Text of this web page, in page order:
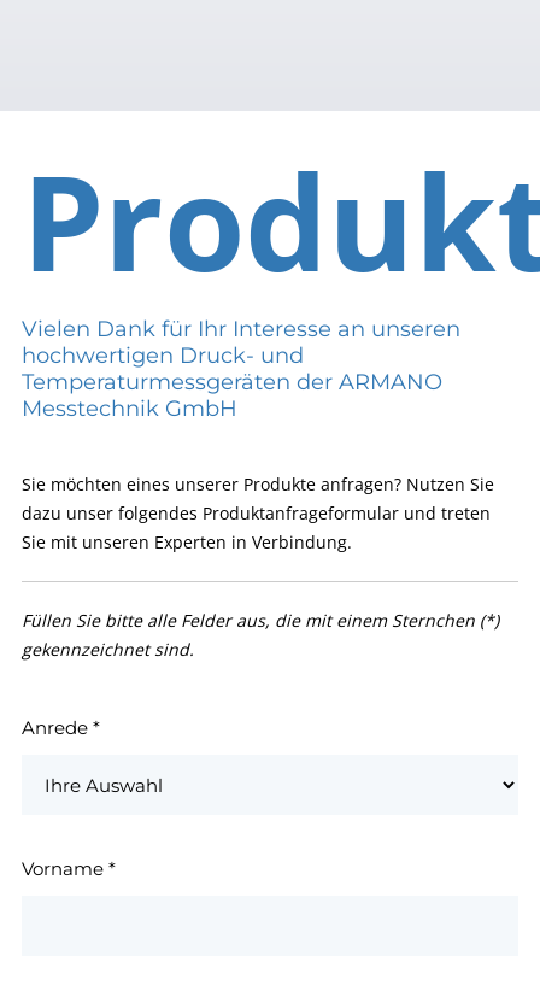
Vielen Dank für Ihr Interesse an unseren
hochwertigen Druck- und
Temperaturmessgeräten der ARMANO
Messtechnik GmbH
Sie möchten eines unserer Produkte anfragen? Nutzen Sie
dazu unser folgendes Produktanfrageformular und treten
Sie mit unseren Experten in Verbindung.
Füllen Sie bitte alle Felder aus, die mit einem Sternchen (*)
gekennzeichnet sind.
Anrede *
Vorname *